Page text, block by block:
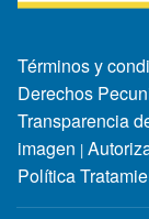
Términos y
Derechos
Transparencia
imagen |
Política